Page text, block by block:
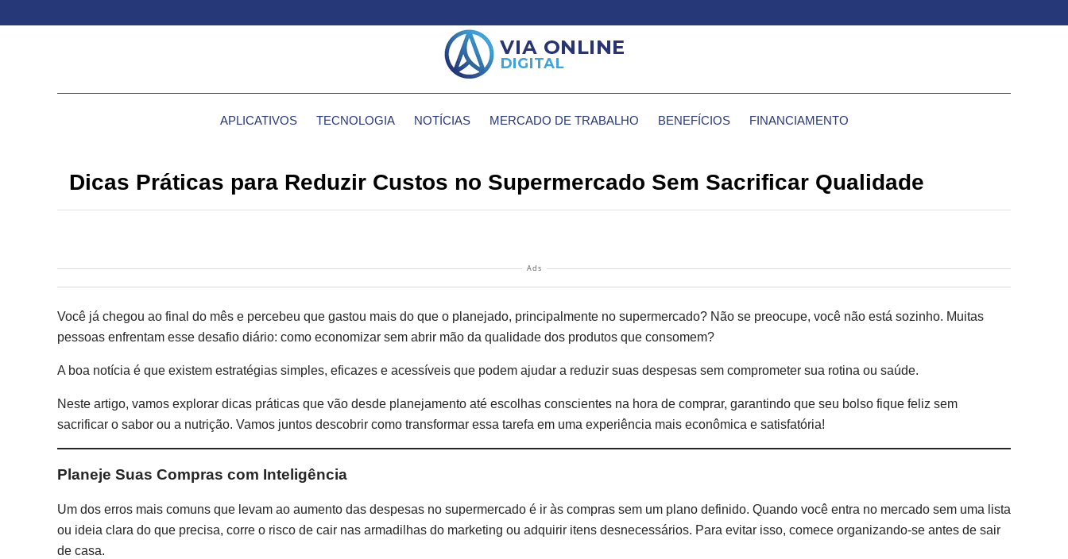
APLICATIVOS TECNOLOGIA NOTÍCIAS MERCADO DE TRABALHO BENEFÍCIOS FINANCIAMENTO
Dicas Práticas para Reduzir Custos no Supermercado Sem Sacrificar Qualidade
Ads
Você já chegou ao final do mês e percebeu que gastou mais do que o planejado, principalmente no supermercado? Não se preocupe, você não está sozinho. Muitas
pessoas enfrentam esse desafio diário: como economizar sem abrir mão da qualidade dos produtos que consomem?
A boa notícia é que existem estratégias simples, eficazes e acessíveis que podem ajudar a reduzir suas despesas sem comprometer sua rotina ou saúde.
Neste artigo, vamos explorar dicas práticas que vão desde planejamento até escolhas conscientes na hora de comprar, garantindo que seu bolso fique feliz sem
sacrificar o sabor ou a nutrição. Vamos juntos descobrir como transformar essa tarefa em uma experiência mais econômica e satisfatória!
Planeje Suas Compras com Inteligência
Um dos erros mais comuns que levam ao aumento das despesas no supermercado é ir às compras sem um plano definido. Quando você entra no mercado sem uma lista
ou ideia clara do que precisa, corre o risco de cair nas armadilhas do marketing ou adquirir itens desnecessários. Para evitar isso, comece organizando-se antes de sair
de casa.